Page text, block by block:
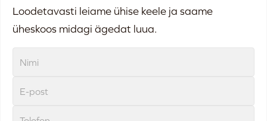
Loodetavasti leiame ühise keele ja saame
üheskoos midagi ägedat luua.